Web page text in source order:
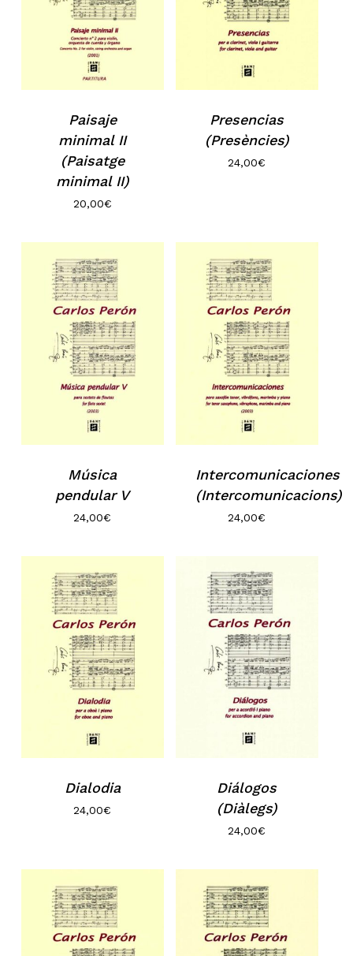
Paisaje
minimal II
(Paisatge
minimal II)
20,00€
Presencias
(Presències)
24,00€
Música
pendular V
24,00€
Intercomunicaciones
(Intercomunicacions)
24,00€
Dialodia
24,00€
Diálogos
(Diàlegs)
24,00€